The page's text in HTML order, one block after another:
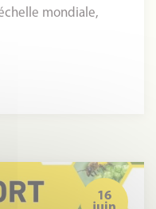
mondiale,
16